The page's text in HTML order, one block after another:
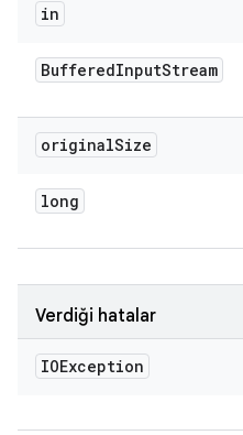
in
BufferedInputStream
originalSize
long
Verdiği hatalar
IOException